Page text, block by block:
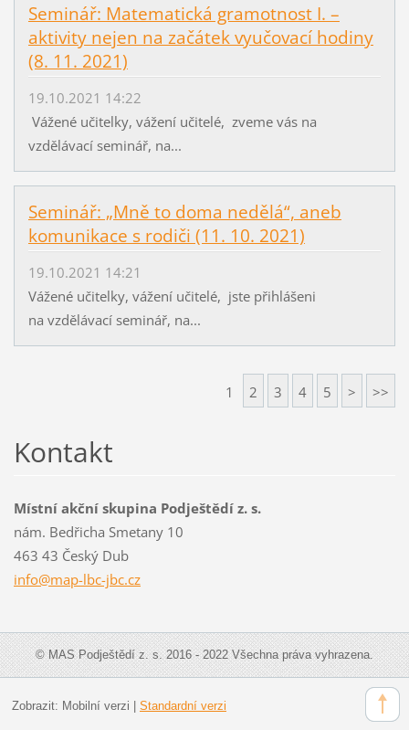
Seminář: Matematická gramotnost I. –
aktivity nejen na začátek vyučovací hodiny
(8. 11. 2021)
19.10.2021 14:22
Vážené učitelky, vážení učitelé, zveme vás na
vzdělávací seminář, na...
Seminář: „Mně to doma nedělá“, aneb
komunikace s rodiči (11. 10. 2021)
19.10.2021 14:21
Vážené učitelky, vážení učitelé, jste přihlášeni
na vzdělávací seminář, na...
1 2 3 4 5 > >>
Kontakt
Místní akční skupina Podještědí z. s.
nám. Bedřicha Smetany 10
463 43 Český Dub
info@map-lbc-jbc.cz
© MAS Podještědí z. s. 2016 - 2022 Všechna práva vyhrazena.
Zobrazit: Mobilní verzi | Standardní verzi